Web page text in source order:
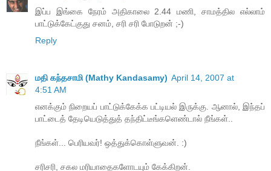
இப்ப இங்கை நேரம் அதிகாலை 2.44 மணி, சாமத்தில எல்லாம்
பாட்டுக்கேட்குது சனம், சரி சரி போடுறன் ;-)
Reply
மதி கந்தசாமி (Mathy Kandasamy) April 14, 2007 at
4:51 AM
எனக்கும் நிறையப் பாட்டுக்கேக்க பட்டியல் இருக்கு. ஆனால், இந்தப்
பாட்டைத் தேடியெடுத்துத் தந்திட்டீங்களெண்டால் நீங்கள்..
நீங்கள்... பெரியவர்! ஒத்துக்கொள்ளுவன். :)
சரிசரி, சகல மரியாதைகளோடயும் கேக்கிறன்.